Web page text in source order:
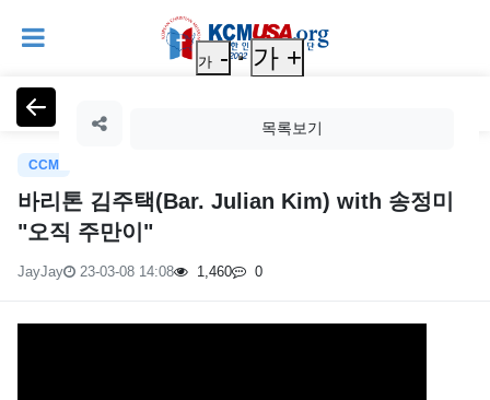
찬송/CCM
가 - 가 +
목록보기
CCM
바리톤 김주택(Bar. Julian Kim) with 송정미
"오직 주만이"
페
정
JayJay 23-03-08 14:08 1,460 0